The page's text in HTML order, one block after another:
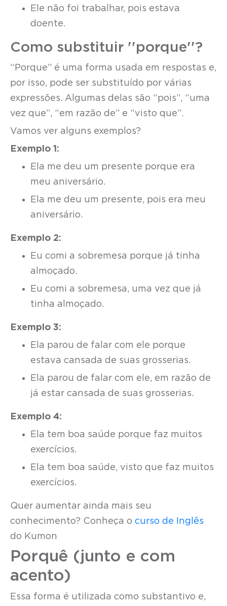
Ele não foi trabalhar, pois estava
doente.
Como substituir ''porque''?
“Porque” é uma forma usada em respostas e,
por isso, pode ser substituído por várias
expressões. Algumas delas são “pois”, “uma
vez que”, “em razão de” e “visto que”.
Vamos ver alguns exemplos?
Exemplo 1:
Ela me deu um presente porque era
meu aniversário.
Ela me deu um presente, pois era meu
aniversário.
Exemplo 2:
Eu comi a sobremesa porque já tinha
almoçado.
Eu comi a sobremesa, uma vez que já
tinha almoçado.
Exemplo 3:
Ela parou de falar com ele porque
estava cansada de suas grosserias.
Ela parou de falar com ele, em razão de
já estar cansada de suas grosserias.
Exemplo 4:
Ela tem boa saúde porque faz muitos
exercícios.
Ela tem boa saúde, visto que faz muitos
exercícios.
Quer aumentar ainda mais seu
conhecimento? Conheça o curso de Inglês
do Kumon
Porquê (junto e com
acento)
Essa forma é utilizada como substantivo e,